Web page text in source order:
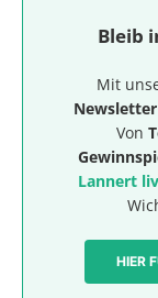
Bleib
Mit
Newsletter
Von
Lannert
HIER